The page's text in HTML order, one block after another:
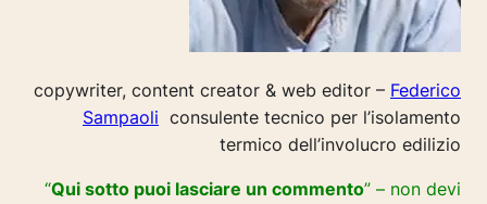
copywriter, content creator & web editor – Federico
Sampaoli consulente tecnico per l’isolamento
termico dell’involucro edilizio
“Qui sotto puoi lasciare un commento” – non devi